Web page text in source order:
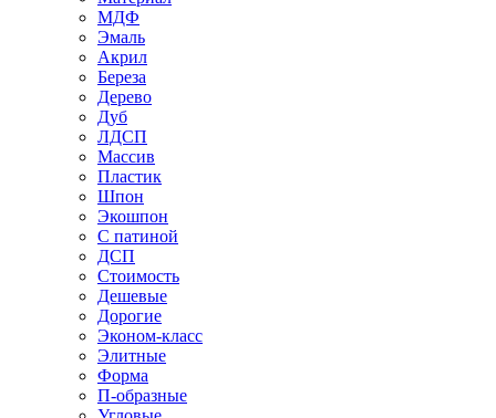
МДФ
Эмаль
Акрил
Береза
Дерево
Дуб
ЛДСП
Массив
Пластик
Шпон
Экошпон
С патиной
ДСП
Стоимость
Дешевые
Дорогие
Эконом-класс
Элитные
Форма
П-образные